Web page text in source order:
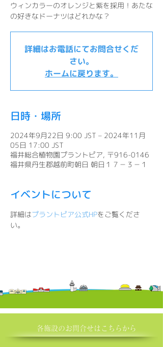
ウィンカラーのオレンジと紫を採用！あたな
の好きなドーナツはどれかな？
詳細はお電話にてお問合せくだ
さい。
ホームに戻ります。
日時・場所
2024年9月22日 9:00 JST – 2024年11月
05日 17:00 JST
福井総合植物園プラントピア, 〒916-0146
福井県丹生郡越前町朝日 朝日１７－３－１
イベントについて
詳細はプラントピア公式HPをご覧くださ
い。
各施設の​お問合せはこちらから